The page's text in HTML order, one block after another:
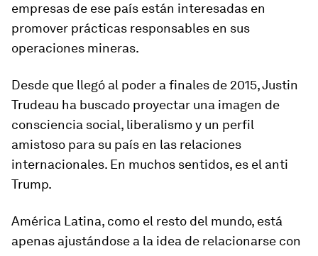
empresas de ese país están interesadas en
promover prácticas responsables en sus
operaciones mineras.
Desde que llegó al poder a finales de 2015, Justin
Trudeau ha buscado proyectar una imagen de
consciencia social, liberalismo y un perfil
amistoso para su país en las relaciones
internacionales. En muchos sentidos, es el anti
Trump.
América Latina, como el resto del mundo, está
apenas ajustándose a la idea de relacionarse con